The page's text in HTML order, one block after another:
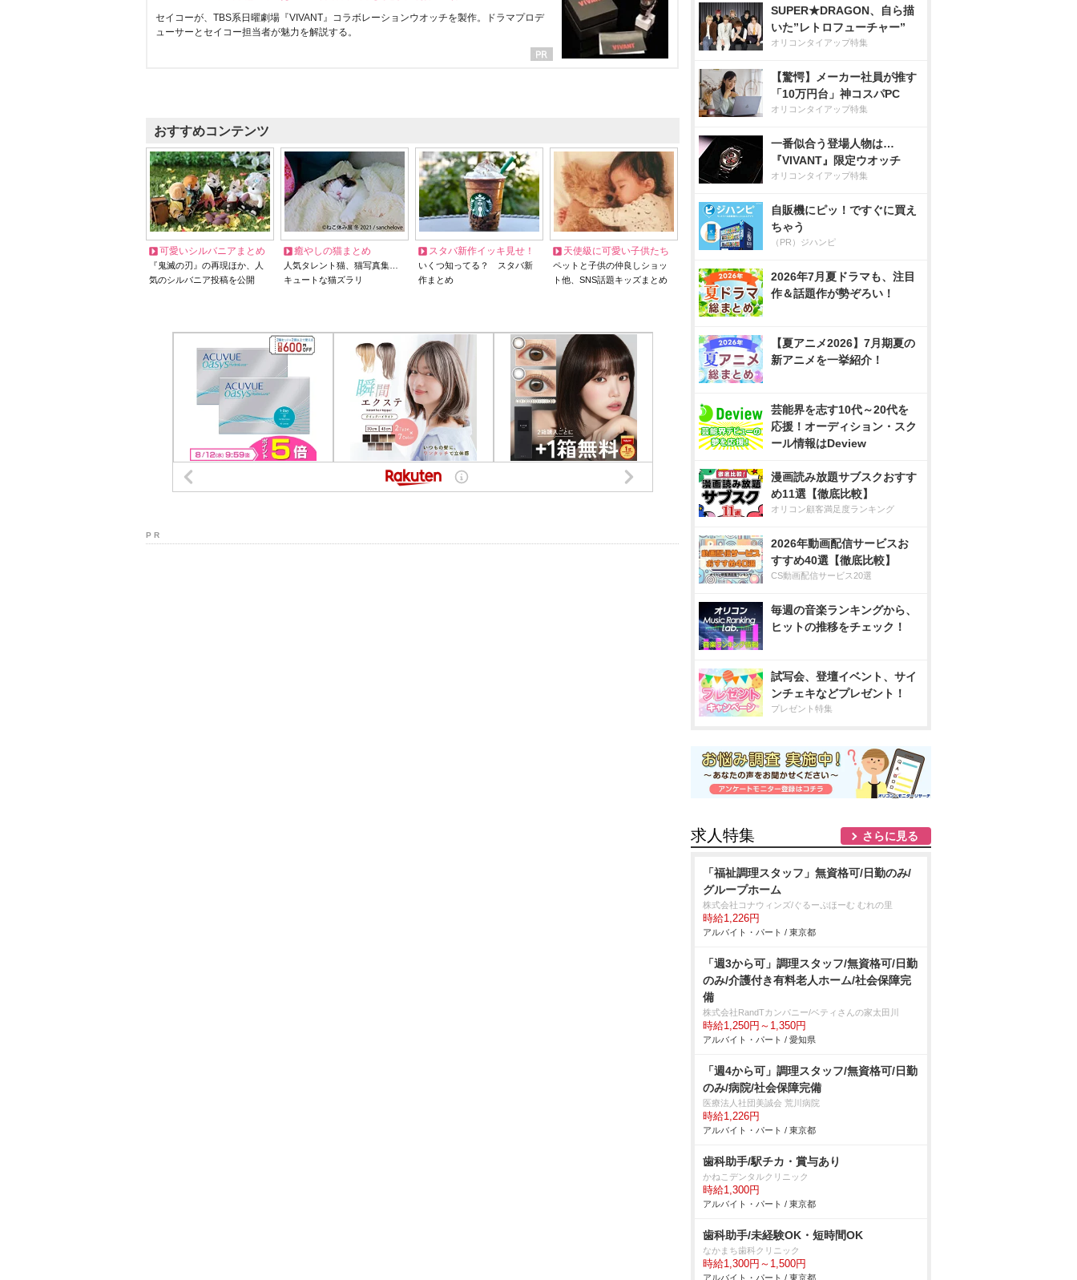
セイコーが、TBS系日曜劇場『VIVANT』コラボレーションウオッチを製作。ドラマプロデ
ューサーとセイコー担当者が魅力を解説する。
おすすめコンテンツ
可愛いシルバニアまとめ
『鬼滅の刃』の再現ほか、人
気のシルバニア投稿を公開
癒やしの猫まとめ
人気タレント猫、猫写真集…
キュートな猫ズラリ
スタバ新作イッキ見せ！
いくつ知ってる？ スタバ新
作まとめ
天使級に可愛い子供たち
ペットと子供の仲良しショッ
ト他、SNS話題キッズまとめ
P R
SUPER★DRAGON、自ら描
いた”レトロフューチャー”
オリコンタイアップ特集
【驚愕】メーカー社員が推す
「10万円台」神コスパPC
オリコンタイアップ特集
一番似合う登場人物は…
『VIVANT』限定ウオッチ
オリコンタイアップ特集
自販機にピッ！ですぐに買え
ちゃう
（PR）ジハンピ
2026年7月夏ドラマも、注目
作＆話題作が勢ぞろい！
【夏アニメ2026】7月期夏の
新アニメを一挙紹介！
芸能界を志す10代～20代を
応援！オーディション・スク
ール情報はDeview
漫画読み放題サブスクおすす
め11選【徹底比較】
オリコン顧客満足度ランキング
2026年動画配信サービスお
すすめ40選【徹底比較】
CS動画配信サービス20選
毎週の音楽ランキングから、
ヒットの推移をチェック！
試写会、登壇イベント、サイ
ンチェキなどプレゼント！
プレゼント特集
求人特集 さらに見る
「福祉調理スタッフ」無資格可/日勤のみ/
グループホーム
株式会社コナウィンズ/ぐるーぷほーむ むれの里
時給1,226円
アルバイト・パート / 東京都
「週3から可」調理スタッフ/無資格可/日勤
のみ/介護付き有料老人ホーム/社会保障完
備
株式会社RandTカンパニー/ベティさんの家太田川
時給1,250円～1,350円
アルバイト・パート / 愛知県
「週4から可」調理スタッフ/無資格可/日勤
のみ/病院/社会保障完備
医療法人社団美誠会 荒川病院
時給1,226円
アルバイト・パート / 東京都
歯科助手/駅チカ・賞与あり
かねこデンタルクリニック
時給1,300円
アルバイト・パート / 東京都
歯科助手/未経験OK・短時間OK
なかまち歯科クリニック
時給1,300円～1,500円
アルバイト・パート / 東京都